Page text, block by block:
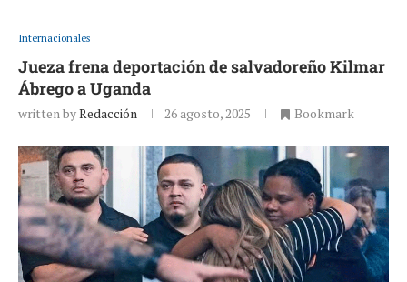
Internacionales
Jueza frena deportación de salvadoreño Kilmar
Ábrego a Uganda
written byRedacción 26 agosto, 2025 Bookmark